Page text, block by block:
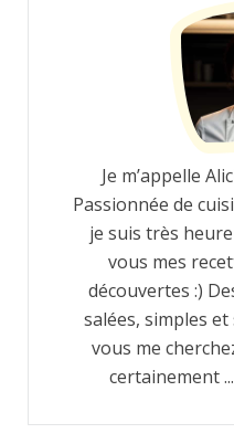
Je m’appelle
Passionnée de
je suis très
vous mes
découvertes :)
salées, simples
vous me
certainement